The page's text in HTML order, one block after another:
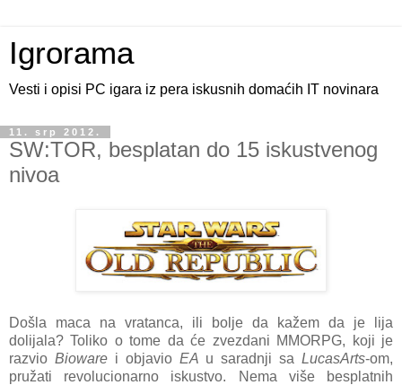
Igrorama
Vesti i opisi PC igara iz pera iskusnih domaćih IT novinara
11. srp 2012.
SW:TOR, besplatan do 15 iskustvenog
nivoa
Došla maca na vratanca, ili bolje da kažem da je lija
dolijala? Toliko o tome da će zvezdani MMORPG, koji je
razvio Biowarei objavio EA u saradnji sa LucasArts-om,
pružati revolucionarno iskustvo. Nema više besplatnih